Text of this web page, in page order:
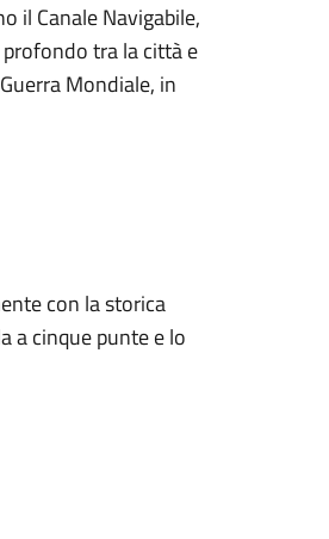
il Canale Navigabile,
tra la città e
Mondiale, in
con la storica
a cinque punte e lo